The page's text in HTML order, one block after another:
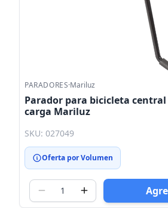
PARADORES·Mariluz
Parador para bicicleta central
carga Mariluz
SKU: 027049
Oferta por Volumen